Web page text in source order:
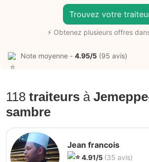
Trouvez votre
⚡ Obtenez plusieurs offres
Note moyenne - 4.95/5 (95 avis)
118 traiteurs à
sambre
Jean francois
4.91/5 (35 avis)